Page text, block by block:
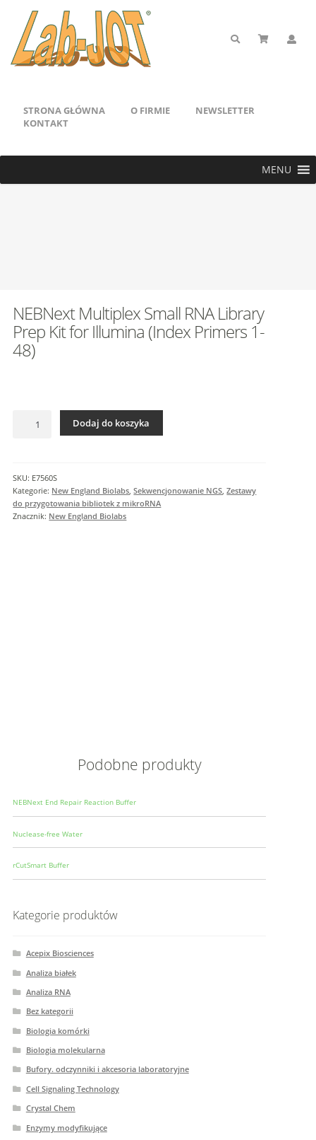
STRONA GŁÓWNA O FIRMIE
NEWSLETTER
KONTAKT
MENU
NEBNext Multiplex Small RNA Library
Prep Kit for Illumina (Index Primers 1-
48)
NEBNext
RNA
Library
Prep
Kit
Dodaj do koszyka
SKU: E7560S
Kategorie: New England Biolabs ,Sekwencjonowanie NGS ,Zestawy
do przygotowania bibliotek z mikroRNA
Znacznik: New England Biolabs
Podobne produkty
NEBNext End Repair Reaction Buffer
Nuclease-free Water
rCutSmart Buffer
Kategorie produktów
Acepix Biosciences
Analiza białek
Analiza RNA
Bez kategorii
Biologia komórki
Biologia molekularna
Bufory. odczynniki i akcesoria laboratoryjne
Cell Signaling Technology
Crystal Chem
Enzymy modyfikujące